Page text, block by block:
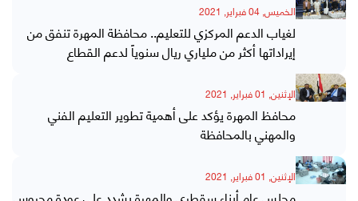
الخميس, 04 فبراير, 2021
لغياب الدعم المركزي للتعليم.. محافظة المهرة تنفق من
إيراداتها أكثر من ملياري ريال سنوياً لدعم القطاع
الإثنين, 01 فبراير, 2021
محافظ المهرة يؤكد على أهمية تطوير التعليم الفني
والمهني بالمحافظة
الإثنين, 01 فبراير, 2021
مجلس عام أبناء سقطرى والمهرة يشدد على عودة محروس